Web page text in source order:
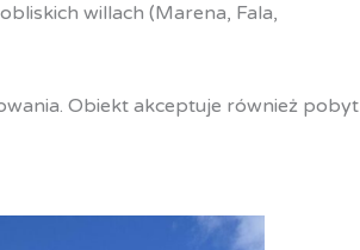
willach (Marena, Fala,
Obiekt akceptuje również pobyt